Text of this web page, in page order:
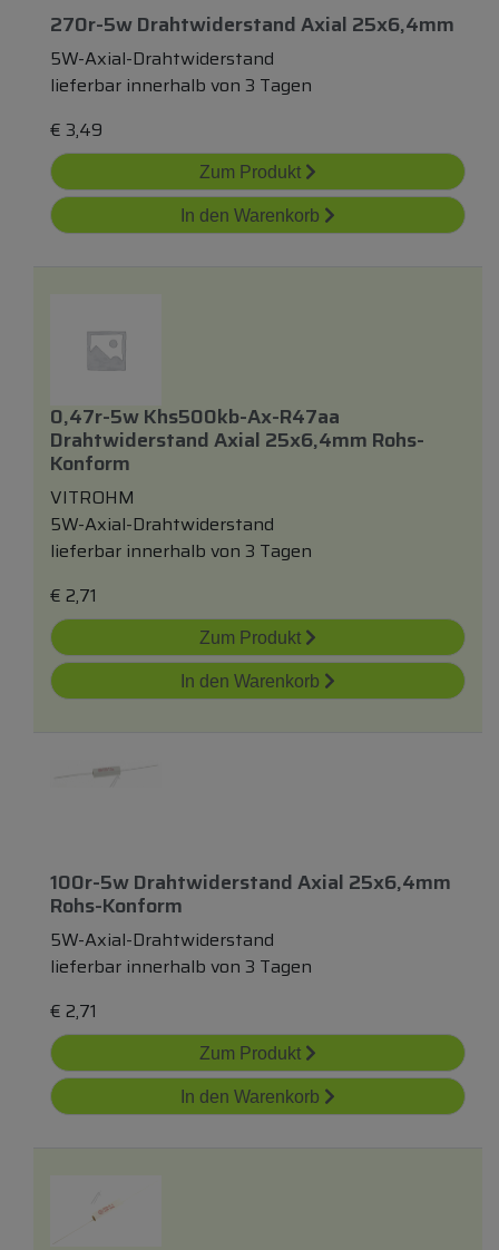
270r-5w Drahtwiderstand Axial 25x6,4mm
5W-Axial-Drahtwiderstand
lieferbar innerhalb von 3 Tagen
€ 3,49
Zum Produkt
In den Warenkorb
0,47r-5w Khs500kb-Ax-R47aa
Drahtwiderstand Axial 25x6,4mm Rohs-
Konform
VITROHM
5W-Axial-Drahtwiderstand
lieferbar innerhalb von 3 Tagen
€ 2,71
Zum Produkt
In den Warenkorb
100r-5w Drahtwiderstand Axial 25x6,4mm
Rohs-Konform
5W-Axial-Drahtwiderstand
lieferbar innerhalb von 3 Tagen
€ 2,71
Zum Produkt
In den Warenkorb